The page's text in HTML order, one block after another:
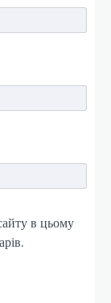
в цьому